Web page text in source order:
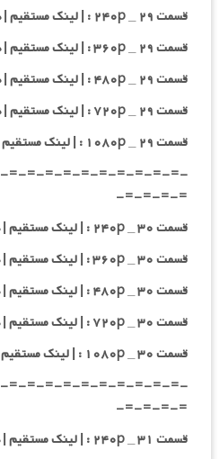
قسمت ۲۹ _ ۲۴۰p : | لینک مستقیم | دوبله فارسی
قسمت ۲۹ _ ۳۶۰p : | لینک مستقیم | دوبله فارسی
قسمت ۲۹ _ ۴۸۰p : | لینک مستقیم | دوبله فارسی
قسمت ۲۹ _ ۷۲۰p : | لینک مستقیم | دوبله فارسی
قسمت ۲۹ _ ۱۰۸۰p : | لینک مستقیم | دوبله فارسی
=-=-=-=-=-=-=-=-=-=-
=-=-=-=-
قسمت ۳۰ _ ۲۴۰p : | لینک مستقیم | دوبله فارسی
قسمت ۳۰ _ ۳۶۰p : | لینک مستقیم | دوبله فارسی
قسمت ۳۰ _ ۴۸۰p : | لینک مستقیم | دوبله فارسی
قسمت ۳۰ _ ۷۲۰p : | لینک مستقیم | دوبله فارسی
قسمت ۳۰ _ ۱۰۸۰p : | لینک مستقیم | دوبله فارسی
=-=-=-=-=-=-=-=-=-=-
=-=-=-=-
قسمت ۳۱ _ ۲۴۰p : | لینک مستقیم | دوبله فارسی